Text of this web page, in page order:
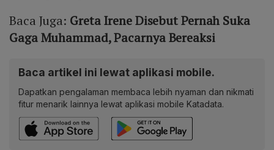
Baca Juga: Greta Irene Disebut Pernah Suka
Gaga Muhammad, Pacarnya Bereaksi
Baca artikel ini lewat aplikasi mobile.
Dapatkan pengalaman membaca lebih nyaman dan nikmati
fitur menarik lainnya lewat aplikasi mobile Katadata.